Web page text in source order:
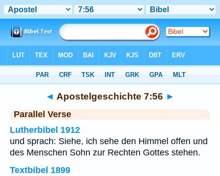
◄ Apostelgeschichte 7:56 ►
Parallel Verse
Lutherbibel 1912
und sprach: Siehe, ich sehe den Himmel offen und
des Menschen Sohn zur Rechten Gottes stehen.
Textbibel 1899